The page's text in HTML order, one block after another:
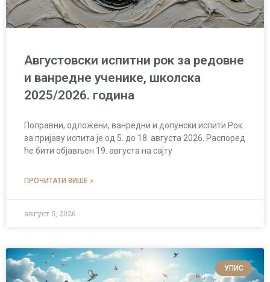
Августовски испитни рок за редовне
и ванредне ученике, школска
2025/2026. година
Поправни, одложени, ванредни и допунски испити Рок
за пријаву испита је од 5. до 18. августа 2026. Распоред
ће бити објављен 19. августа на сајту
ПРОЧИТАТИ ВИШЕ »
август 5, 2026
УПИС